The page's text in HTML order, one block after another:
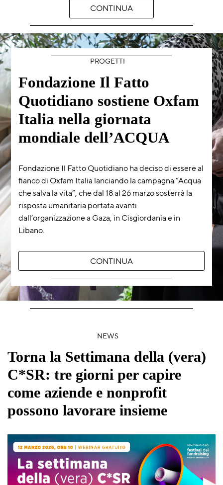
CONTINUA
PROGETTI
Fondazione Il Fatto
Quotidiano sostiene Oxfam
Italia nella giornata
mondiale dell’ACQUA
Fondazione Il Fatto Quotidiano ha deciso di essere al
fianco di Oxfam Italia lanciando la campagna “Acqua
che salva la vita”, che dal 18 al 26 marzo sosterrà la
risposta umanitaria portata avanti
dall’organizzazione a Gaza, in Cisgiordania e in
Libano.
CONTINUA
NEWS
Torna la Settimana della (vera)
C*SR: tre giorni per capire
come aziende e nonprofit
possono lavorare insieme